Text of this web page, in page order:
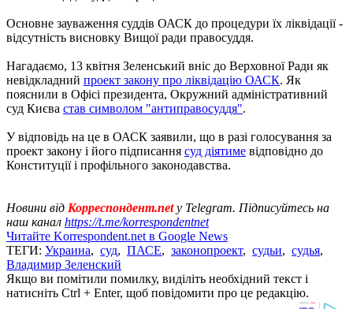
Основне зауваження суддів ОАСК до процедури їх ліквідації -
відсутність висновку Вищої ради правосуддя.
Нагадаємо, 13 квітня Зеленський вніс до Верховної Ради як
невідкладний проект закону про ліквідацію ОАСК. Як
пояснили в Офісі президента, Окружний адміністративний
суд Києва став символом "антиправосуддя".
У відповідь на це в ОАСК заявили, що в разі голосування за
проект закону і його підписання суд діятиме відповідно до
Конституції і профільного законодавства.
Новини від Корреспондент.netу Telegram. Підписуйтесь на
наш канал https://t.me/korrespondentnet
Читайте Korrespondent.net в Google News
ТЕГИ: Украина, суд, ПАСЕ, законопроект, судьи, судья,
Владимир Зеленский
Якщо ви помітили помилку, виділіть необхідний текст і
натисніть Ctrl + Enter, щоб повідомити про це редакцію.